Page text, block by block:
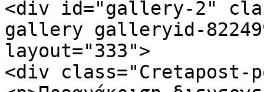
<div id="gallery-2"
gallery galleryid-
layout="333">
<div